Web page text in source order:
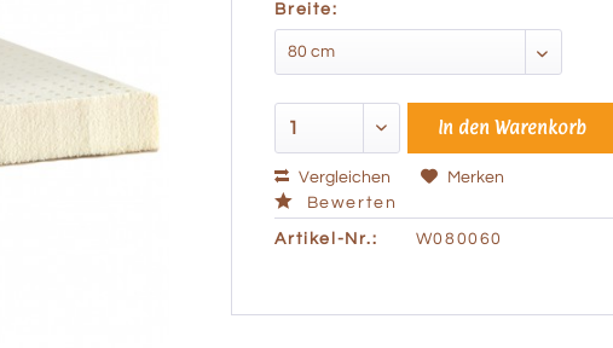
Breite:
In den Warenkorb
Vergleichen
Merken
Bewerten
Artikel-Nr.: W080060